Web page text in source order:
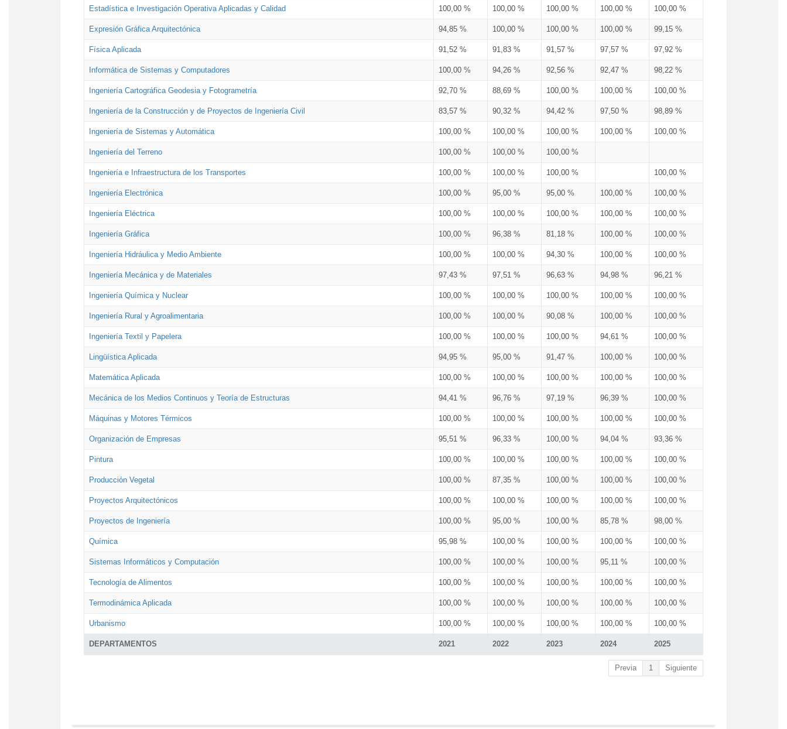
DEPARTAMENTOS 2021 2022 2023 2024 2025
Estadística e Investigación Operativa Aplicadas y Calidad 100,00 % 100,00 % 100,00 % 100,00 % 100,00 %
Expresión Gráfica Arquitectónica 94,85 % 100,00 % 100,00 % 100,00 % 99,15 %
Física Aplicada 91,52 % 91,83 % 91,57 % 97,57 % 97,92 %
Informática de Sistemas y Computadores 100,00 % 94,26 % 92,56 % 92,47 % 98,22 %
Ingeniería Cartográfica Geodesia y Fotogrametría 92,70 % 88,69 % 100,00 % 100,00 % 100,00 %
Ingeniería de la Construcción y de Proyectos de Ingeniería Civil 83,57 % 90,32 % 94,42 % 97,50 % 98,89 %
Ingeniería de Sistemas y Automática 100,00 % 100,00 % 100,00 % 100,00 % 100,00 %
Ingeniería del Terreno 100,00 % 100,00 % 100,00 %
Ingeniería e Infraestructura de los Transportes 100,00 % 100,00 % 100,00 % 100,00 %
Ingeniería Electrónica 100,00 % 95,00 % 95,00 % 100,00 % 100,00 %
Ingeniería Eléctrica 100,00 % 100,00 % 100,00 % 100,00 % 100,00 %
Ingeniería Gráfica 100,00 % 96,38 % 81,18 % 100,00 % 100,00 %
Ingeniería Hidráulica y Medio Ambiente 100,00 % 100,00 % 94,30 % 100,00 % 100,00 %
Ingeniería Mecánica y de Materiales 97,43 % 97,51 % 96,63 % 94,98 % 96,21 %
Ingeniería Química y Nuclear 100,00 % 100,00 % 100,00 % 100,00 % 100,00 %
Ingeniería Rural y Agroalimentaria 100,00 % 100,00 % 90,08 % 100,00 % 100,00 %
Ingeniería Textil y Papelera 100,00 % 100,00 % 100,00 % 94,61 % 100,00 %
Lingüística Aplicada 94,95 % 95,00 % 91,47 % 100,00 % 100,00 %
Matemática Aplicada 100,00 % 100,00 % 100,00 % 100,00 % 100,00 %
Mecánica de los Medios Continuos y Teoría de Estructuras 94,41 % 96,76 % 97,19 % 96,39 % 100,00 %
Máquinas y Motores Térmicos 100,00 % 100,00 % 100,00 % 100,00 % 100,00 %
Organización de Empresas 95,51 % 96,33 % 100,00 % 94,04 % 93,36 %
Pintura 100,00 % 100,00 % 100,00 % 100,00 % 100,00 %
Producción Vegetal 100,00 % 87,35 % 100,00 % 100,00 % 100,00 %
Proyectos Arquitectónicos 100,00 % 100,00 % 100,00 % 100,00 % 100,00 %
Proyectos de Ingeniería 100,00 % 95,00 % 100,00 % 85,78 % 98,00 %
Química 95,98 % 100,00 % 100,00 % 100,00 % 100,00 %
Sistemas Informáticos y Computación 100,00 % 100,00 % 100,00 % 95,11 % 100,00 %
Tecnología de Alimentos 100,00 % 100,00 % 100,00 % 100,00 % 100,00 %
Termodinámica Aplicada 100,00 % 100,00 % 100,00 % 100,00 % 100,00 %
Urbanismo 100,00 % 100,00 % 100,00 % 100,00 % 100,00 %
Previa 1 Siguiente